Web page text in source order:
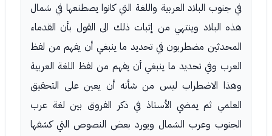
في جنوب البلاد العربية واللغة التي كانوا يصطنعها في شمال
هذه البلاد وينتهي من إثبات ذلك الى القول بأن القدماء
المحدثين مضطربون في تحديد ما ينبغي أن يفهم من لفظ
العرب وفي تحديد ما ينبغي أن يفهم من لفظ اللغة العربية
وهذا الاضطراب ليس من شأنه أن يعين على التحقيق
العلمي ثم يمضي الأستاذ في ذكر الفروق بين لغة عرب
الجنوب وعرب الشمال ويورد بعض النصوص التي كشفها